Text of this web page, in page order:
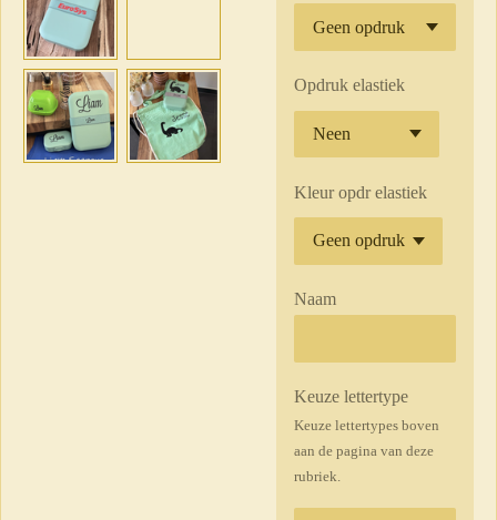
Opdruk elastiek
Kleur opdr elastiek
Naam
Keuze lettertype
Keuze lettertypes boven
aan de pagina van deze
rubriek.